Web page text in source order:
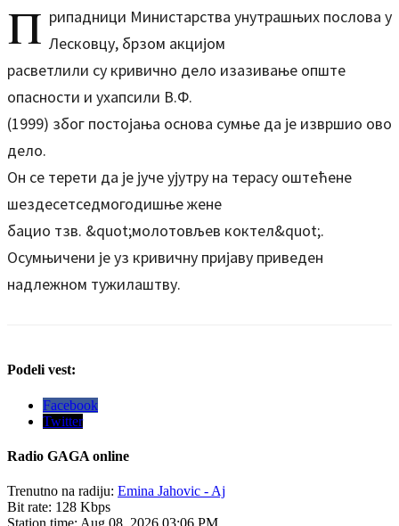
П рипадници Министарства унутрашњих послова у
Лесковцу, брзом акцијом
расветлили су кривично дело изазивање опште
опасности и ухапсили В.Ф.
(1999) због постојања основа сумње да је извршио ово
дело.
Он се терети да је јуче ујутру на терасу оштећене
шездесетседмогодишње жене
бацио тзв. &quot;молотовљев коктел&quot;.
Осумњичени је уз кривичну пријаву приведен
надлежном тужилаштву.
Podeli vest:
Facebook
Twitter
Radio GAGA online
Trenutno na radiju: Emina Jahovic - Aj
Bit rate: 128 Kbps
Station time: Aug 08, 2026 03:06 PM